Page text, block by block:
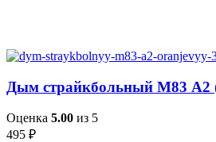
Дым страйкбольный М83 А2
Оценка 5.00 из 5
495 ₽